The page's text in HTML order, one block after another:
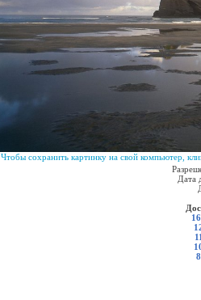
Чтобы сохранить картинку на свой компьютер,
Дата